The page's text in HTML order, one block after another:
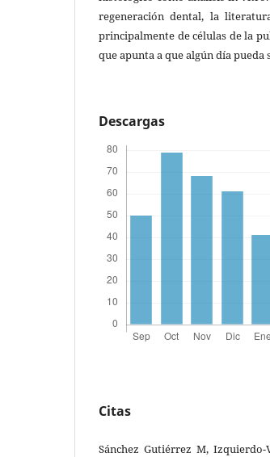
regeneración dental, la
principalmente de células de la
que apunta a que algún día
Descargas
Citas
Sánchez Gutiérrez M, Izquierdo-